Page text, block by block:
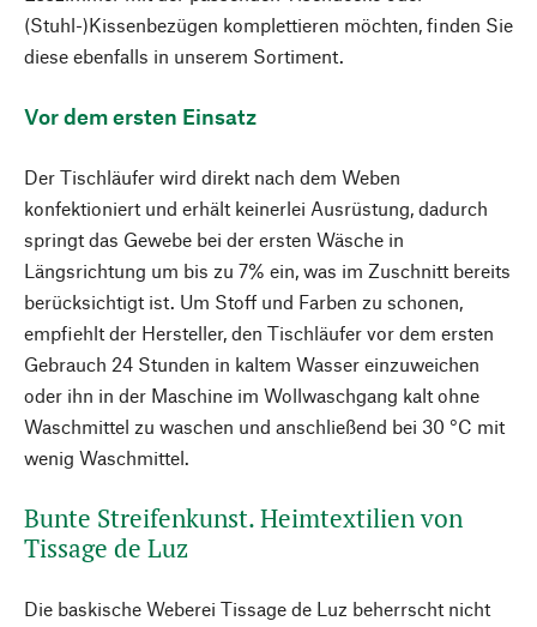
(Stuhl-)Kissenbezügen komplettieren möchten, finden Sie
diese ebenfalls in unserem Sortiment.
Vor dem ersten Einsatz
Der Tischläufer wird direkt nach dem Weben
konfektioniert und erhält keinerlei Ausrüstung, dadurch
springt das Gewebe bei der ersten Wäsche in
Längsrichtung um bis zu 7% ein, was im Zuschnitt bereits
berücksichtigt ist. Um Stoff und Farben zu schonen,
empfiehlt der Hersteller, den Tischläufer vor dem ersten
Gebrauch 24 Stunden in kaltem Wasser einzuweichen
oder ihn in der Maschine im Wollwaschgang kalt ohne
Waschmittel zu waschen und anschließend bei 30 °C mit
wenig Waschmittel.
Bunte Streifenkunst. Heimtextilien von
Tissage de Luz
Die baskische Weberei Tissage de Luz beherrscht nicht